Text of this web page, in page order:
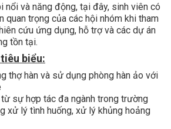
nổi và năng động, tại đây, sinh viên có
quan trọng của các hội nhóm khi tham
cứu ứng dụng, hỗ trợ và các dự án
tồn tại.
biểu:
thợ hàn và sử dụng phòng hàn ảo với
sự hợp tác đa ngành trong trường
xử lý tình huống, xử lý khủng hoảng